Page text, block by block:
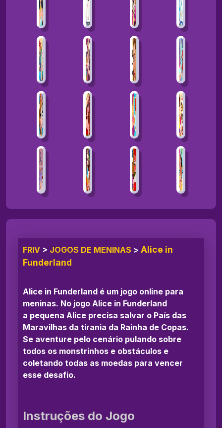
FRIV > JOGOS DE MENINAS > Alice in
Funderland
Alice in Funderland é um jogo online para
meninas. No jogo Alice in Funderland
a pequena Alice precisa salvar o País das
Maravilhas da tirania da Rainha de Copas.
Se aventure pelo cenário pulando sobre
todos os monstrinhos e obstáculos e
coletando todas as moedas para vencer
esse desafio.
Instruções do Jogo